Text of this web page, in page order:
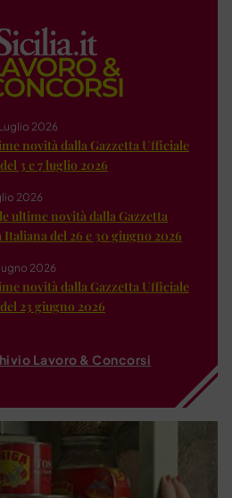
2026
novità dalla Gazzetta Ufficiale
3 e 7 luglio 2026
2026
ultime novità dalla Gazzetta
del 26 e 30 giugno 2026
2026
novità dalla Gazzetta Ufficiale
23 giugno 2026
Lavoro & Concorsi